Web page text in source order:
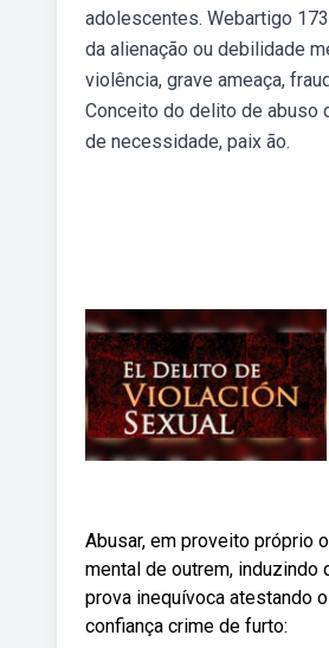
adolescentes. Webartigo
da alienação ou debilidade
violência, grave ameaça,
Conceito do delito de abuso
de necessidade, paix ão.
Abusar, em proveito próprio
mental de outrem, induzindo
prova inequívoca atestando
confiança crime de furto: